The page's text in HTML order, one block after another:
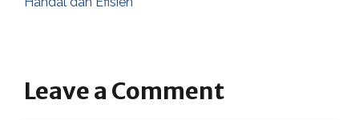
Leave a Comment